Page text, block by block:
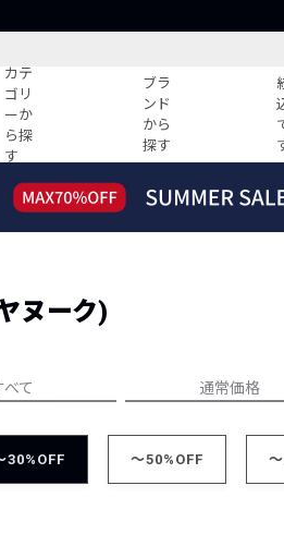
カテ
ゴリ
ーか
ら探
す
ブラ
ンド
から
探す
すべての記事
人気記事ランキング
ウィークリーコーデ
ヌーク)
べて 通常価格
30%OFF ～50%OFF